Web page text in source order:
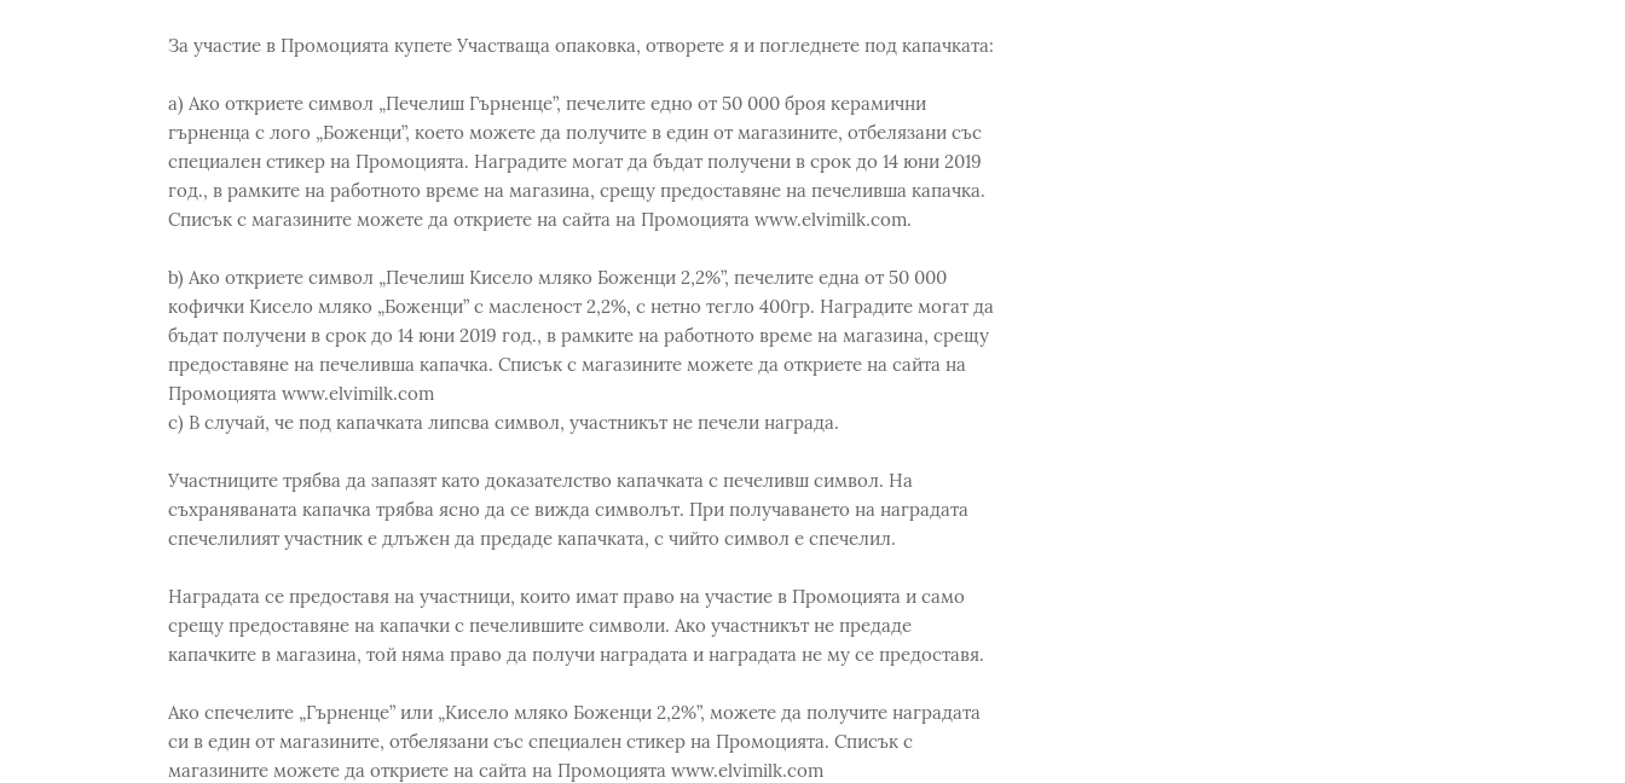
За участие в Промоцията купете Участваща опаковка, отворете я и погледнете под капачката:
a) Ако откриете символ „Печелиш Гърненце”, печелите едно от 50 000 броя керамични
гърненца с лого „Боженци”, което можете да получите в един от магазините, отбелязани със
специален стикер на Промоцията. Наградите могат да бъдат получени в срок до 14 юни 2019
год., в рамките на работното време на магазина, срещу предоставяне на печеливша капачка.
Списък с магазините можете да откриете на сайта на Промоцията www.elvimilk.com.
b) Ако откриете символ „Печелиш Кисело мляко Боженци 2,2%”, печелите една от 50 000
кофички Кисело мляко „Боженци” с масленост 2,2%, с нетно тегло 400гр. Наградите могат да
бъдат получени в срок до 14 юни 2019 год., в рамките на работното време на магазина, срещу
предоставяне на печеливша капачка. Списък с магазините можете да откриете на сайта на
Промоцията www.elvimilk.com
c) В случай, че под капачката липсва символ, участникът не печели награда.
Участниците трябва да запазят като доказателство капачката с печеливш символ. На
съхраняваната капачка трябва ясно да се вижда символът. При получаването на наградата
спечелилият участник е длъжен да предаде капачката, с чийто символ е спечелил.
Наградата се предоставя на участници, които имат право на участие в Промоцията и само
срещу предоставяне на капачки с печелившите символи. Ако участникът не предаде
капачките в магазина, той няма право да получи наградата и наградата не му се предоставя.
Ако спeчелите „Гърненце” или „Кисело мляко Боженци 2,2%”, можете да получите наградата
си в един от магазините, отбелязани със специален стикер на Промоцията. Списък с
магазините можете да откриете на сайта на Промоцията www.elvimilk.com